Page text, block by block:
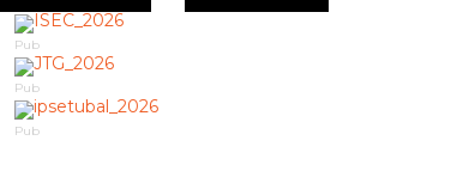
Pub
Pub
Pub